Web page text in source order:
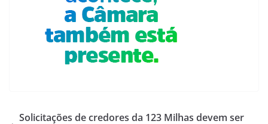
Solicitações de credores da 123 Milhas devem ser